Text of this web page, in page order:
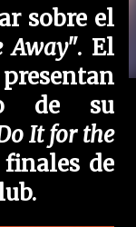
sobre el
Away". El
de su
It for the
de